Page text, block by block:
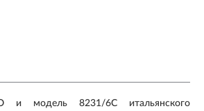
и модель 8231/6C итальянского